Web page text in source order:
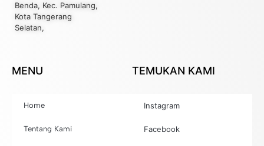
Benda, Kec. Pamulang,
Kota Tangerang
Selatan,
MENU
Home
Tentang Kami
TEMUKAN KAMI
Instagram
Facebook